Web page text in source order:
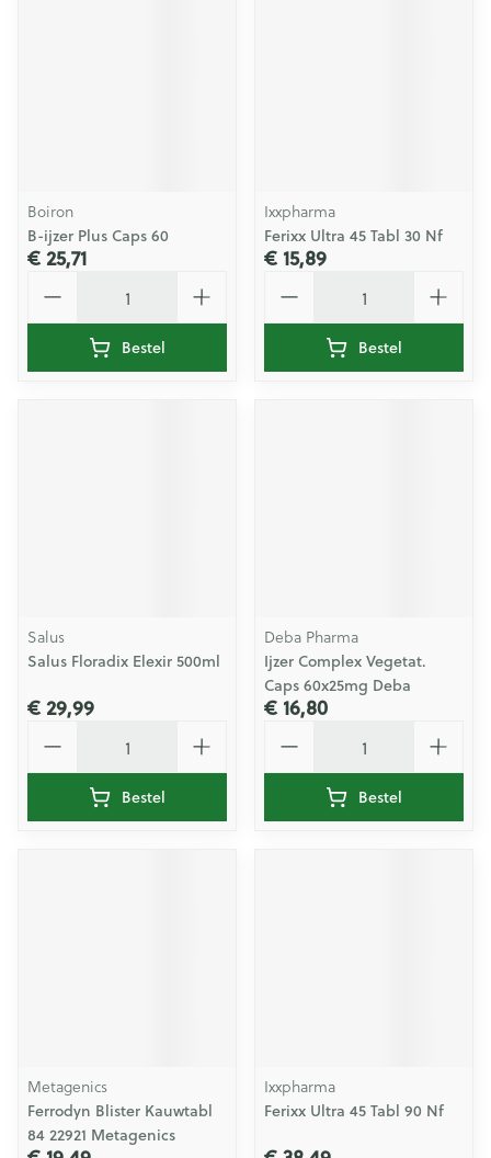
Boiron
B-ijzer Plus Caps 60
€ 25,71
Bestel
Ixxpharma
Ferixx Ultra 45 Tabl 30 Nf
€ 15,89
Bestel
Salus
Salus Floradix Elexir 500ml
€ 29,99
Bestel
Deba Pharma
Ijzer Complex Vegetat.
Caps 60x25mg Deba
€ 16,80
Bestel
Metagenics
Ferrodyn Blister Kauwtabl
84 22921 Metagenics
Ixxpharma
Ferixx Ultra 45 Tabl 90 Nf